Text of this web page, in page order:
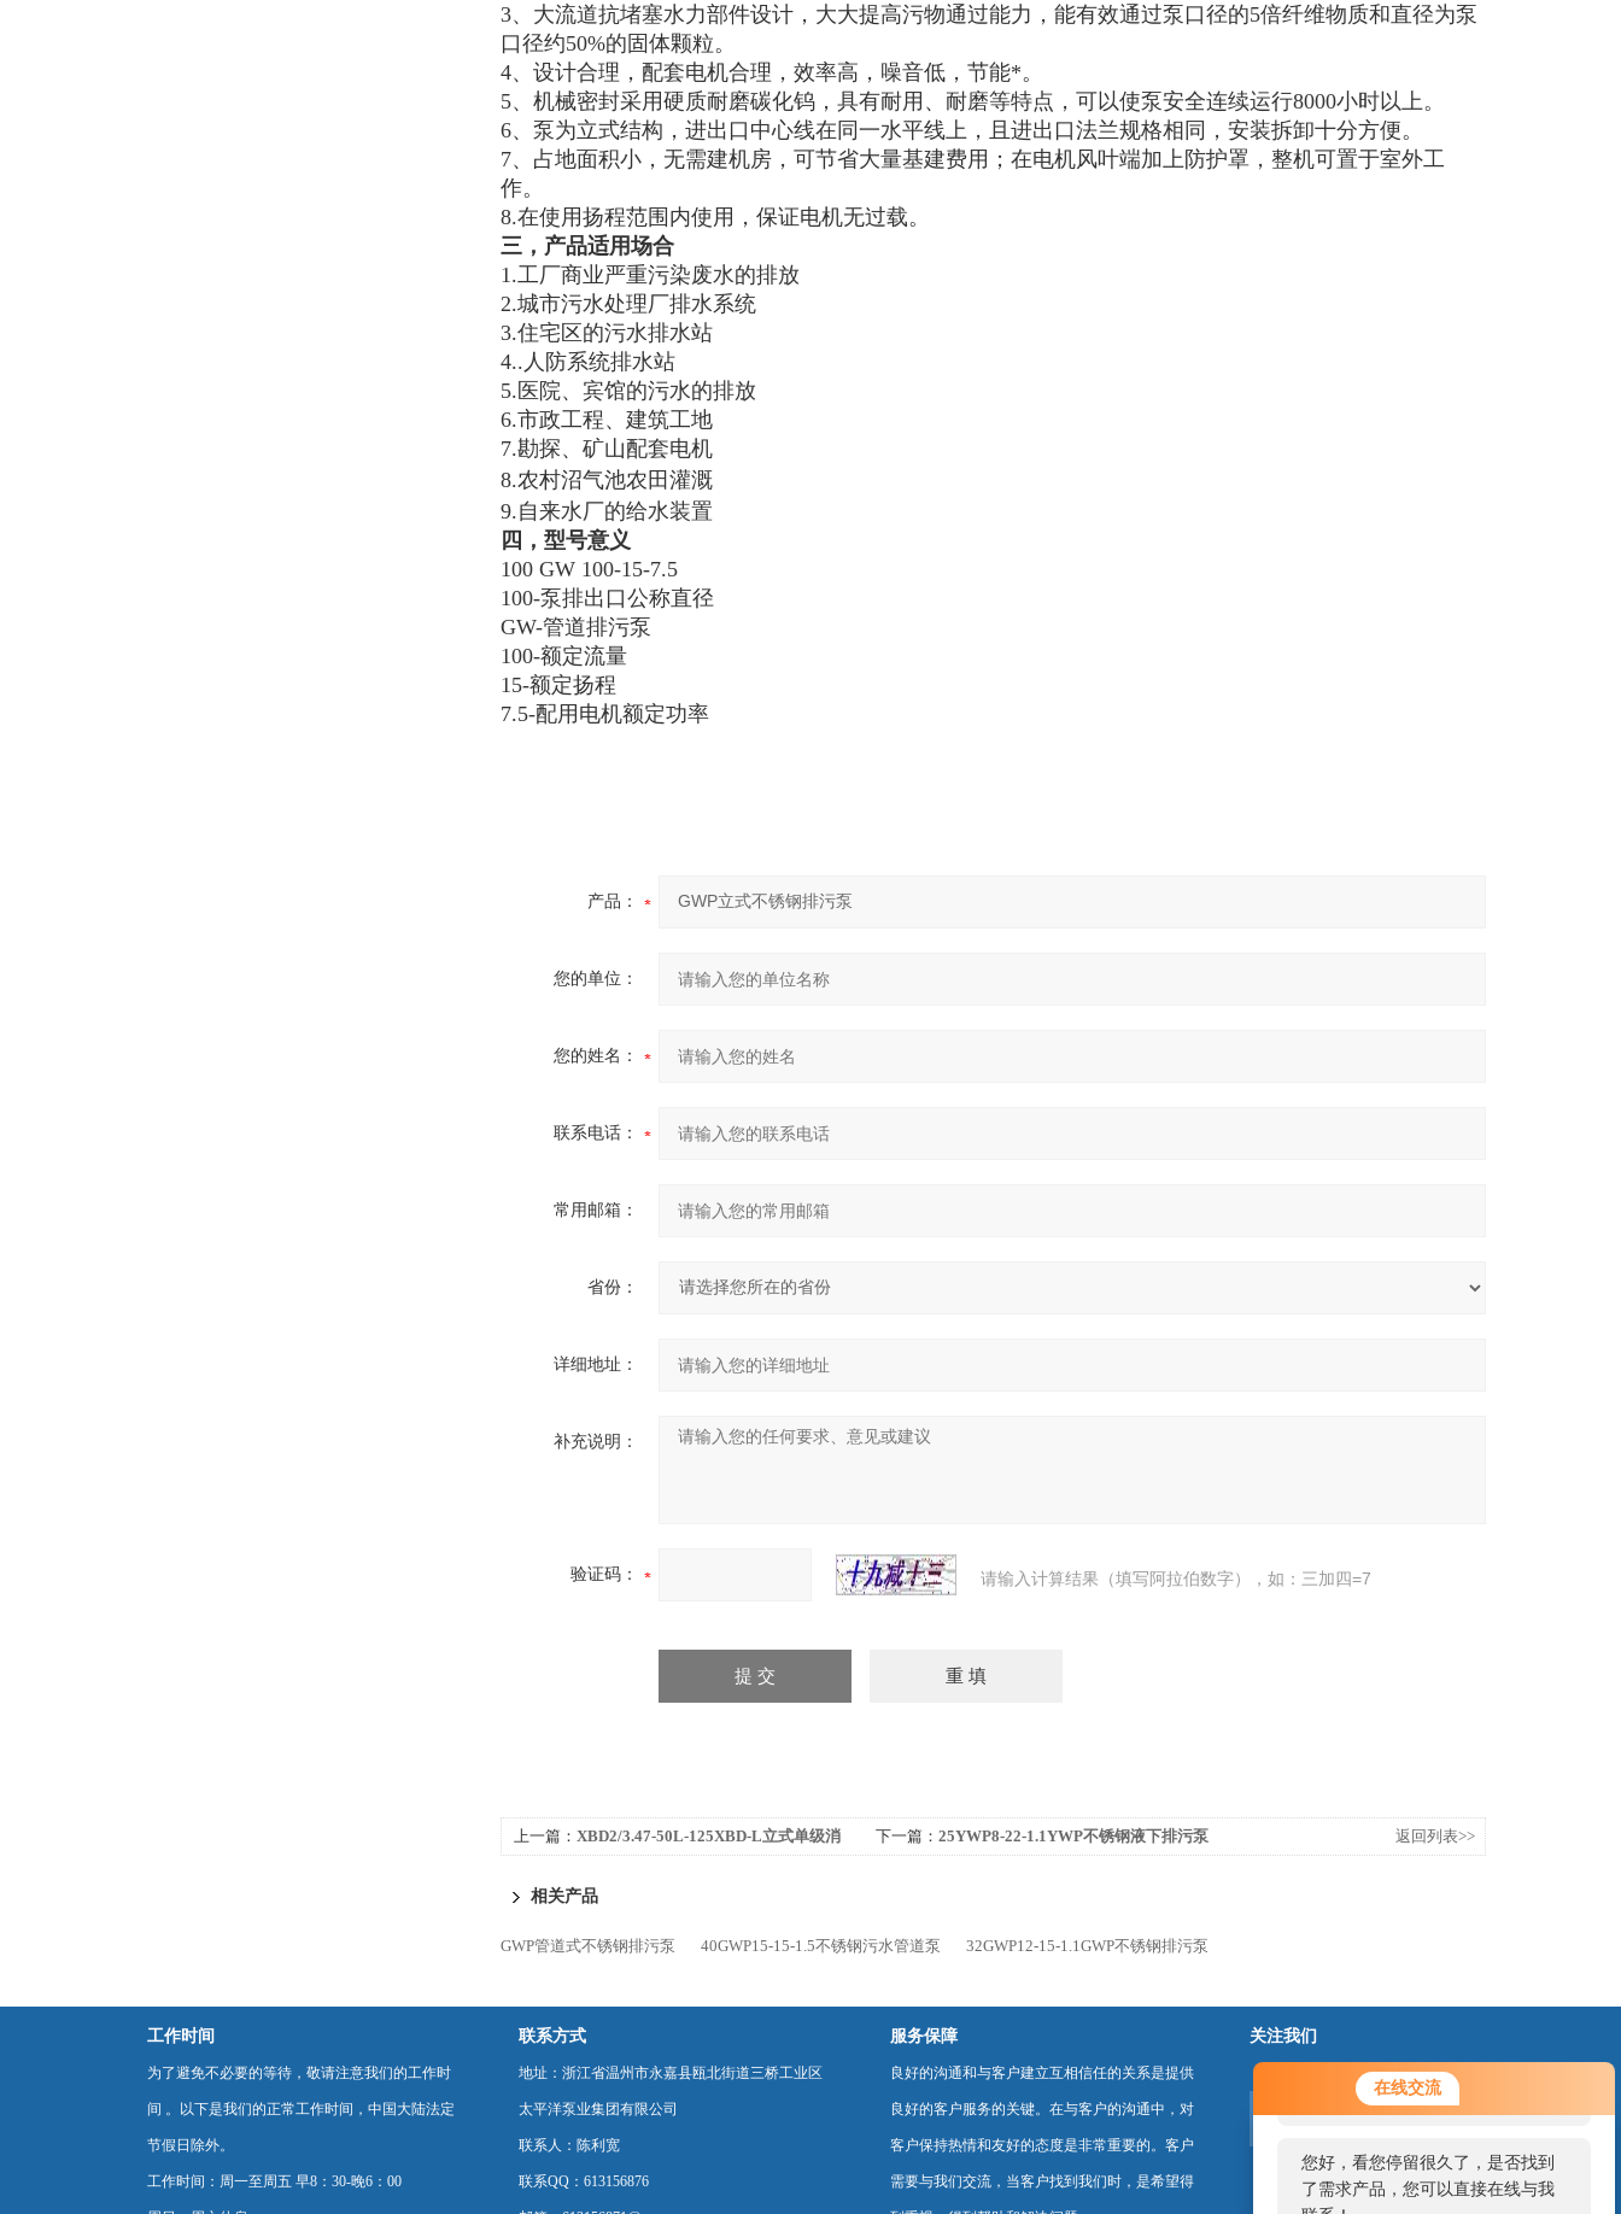
在线交流
您好！欢迎前来咨询，很高兴为您
服务，请问您要咨询什么问题呢？
您好，看您停留很久了，是否找到
了需求产品，您可以直接在线与我
3、大流道抗堵塞水力部件设计，大大提高污物通过能力，能有效通过泵口径的5倍纤维物质和直径为泵
口径约50%的固体颗粒。
4、设计合理，配套电机合理，效率高，噪音低，节能*。
5、机械密封采用硬质耐磨碳化钨，具有耐用、耐磨等特点，可以使泵安全连续运行8000小时以上。
6、泵为立式结构，进出口中心线在同一水平线上，且进出口法兰规格相同，安装拆卸十分方便。
7、占地面积小，无需建机房，可节省大量基建费用；在电机风叶端加上防护罩，整机可置于室外工
作。
8.在使用扬程范围内使用，保证电机无过载。
三，产品适用场合
1.工厂商业严重污染废水的排放
2.城市污水处理厂排水系统
3.住宅区的污水排水站
4..人防系统排水站
5.医院、宾馆的污水的排放
6.市政工程、建筑工地
7.勘探、矿山配套电机
8.农村沼气池农田灌溉
9.自来水厂的给水装置
四，型号意义
100 GW 100-15-7.5
100-泵排出口公称直径
GW-管道排污泵
100-额定流量
15-额定扬程
7.5-配用电机额定功率
产品：
您的单位：
您的姓名：
联系电话：
常用邮箱：
省份：
详细地址：
补充说明：
验证码： 请输入计算结果（填写阿拉伯数字），如：三加四=7
上一篇： XBD2/3.47-50L-125XBD-L立式单级消
下一篇： 25YWP8-22-1.1YWP不锈钢液下排污泵 返回列表>>
相关产品
GWP管道式不锈钢排污泵 40GWP15-15-1.5不锈钢污水管道泵 32GWP12-15-1.1GWP不锈钢排污泵
工作时间
为了避免不必要的等待，敬请注意我们的工作时
间 。以下是我们的正常工作时间，中国大陆法定
节假日除外。
工作时间：周一至周五 早8：30-晚6：00
联系方式
地址：浙江省温州市永嘉县瓯北街道三桥工业区
太平洋泵业集团有限公司
联系人：陈利宽
联系QQ：613156876
服务保障
良好的沟通和与客户建立互相信任的关系是提供
良好的客户服务的关键。在与客户的沟通中，对
客户保持热情和友好的态度是非常重要的。客户
需要与我们交流，当客户找到我们时，是希望得
关注我们